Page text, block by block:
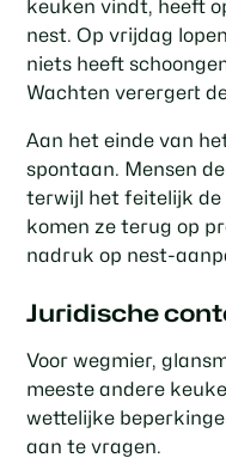
keuken vindt, heeft
nest. Op vrijdag
niets heeft
Wachten verergert
Aan het einde van
spontaan. Mensen
terwijl het feitelijk de
komen ze terug op
nadruk op nest-
Juridische
Voor wegmier,
meeste andere
wettelijke
aan te vragen.